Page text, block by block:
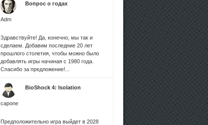
Adm
Вопрос о годах
Здравствуйте! Да, конечно, мы так и
сделаем. Добавим последние 20 лет
прошлого столетия, чтобы можно было
добавлять игры начиная с 1980 года.
Спасибо за предложение!...
capone
BioShock 4: Isolation
Предположительно игра выйдет в 2028